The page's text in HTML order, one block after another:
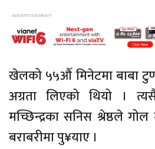
खेलको ५५औँ मिनेटमा बाबा
अग्रता लिएको थियो ।
मच्छिन्द्रका सनिस श्रेष्ठले
बराबरीमा पु¥याए ।